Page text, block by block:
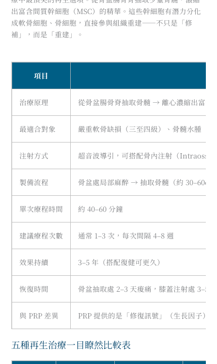
出富含間質幹細胞（MSC）的精華。這些幹細胞有潛力分化
成軟骨細胞、骨細胞，直接參與組織重建——不只是「修
補」，而是「重建」。
項目
治療原理 從骨盆腸骨脊抽取骨髓 → 離心濃縮出富含
最適合對象 嚴重軟骨缺損（三至四級）、骨髓水腫（
注射方式 超音波導引，可搭配骨內注射（
製備流程 骨盆處局部麻醉 → 抽取骨髓（約
單次療程時間 約 40–60 分鐘
建議療程次數 通常 1–3 次，每次間隔 4–8 週
效果持續 3–5 年（搭配復健可更久）
恢復時間 骨盆抽取處 2–3 天痠痛，膝蓋注射處 3–5
與 PRP 差異 PRP 提供的是「修復訊號」（生長因子）
五種再生治療一目瞭然比較表